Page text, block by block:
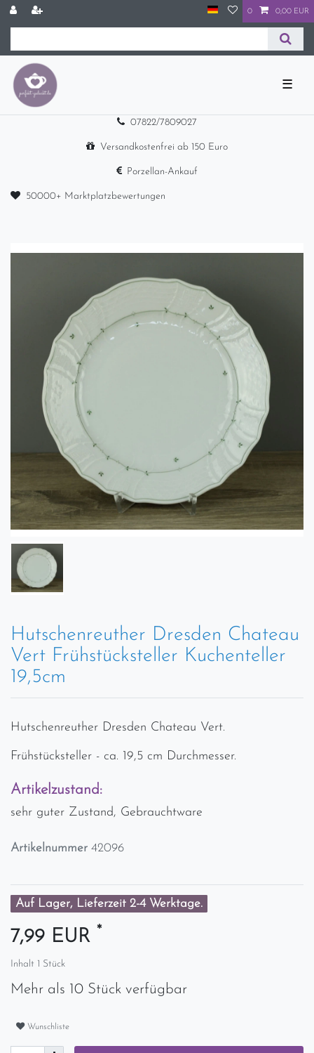
0 0,00 EUR
☰
07822/7809027
Versandkostenfrei ab 150 Euro
Porzellan-Ankauf
50000+ Marktplatzbewertungen
Hutschenreuther Dresden Chateau
Vert Frühstücksteller Kuchenteller
19,5cm
Hutschenreuther Dresden Chateau Vert.
Frühstücksteller - ca. 19,5 cm Durchmesser.
Artikelzustand:
sehr guter Zustand, Gebrauchtware
Artikelnummer 42096
Auf Lager, Lieferzeit 2-4 Werktage.
7,99 EUR *
Inhalt 1 Stück
Mehr als 10 Stück verfügbar
Wunschliste